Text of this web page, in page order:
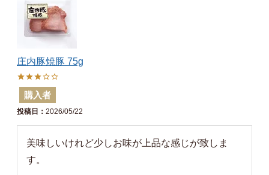
庄内豚焼豚 75g
購入者
投稿日 2026/05/22
美味しいけれど少しお味が上品な感じが致しま